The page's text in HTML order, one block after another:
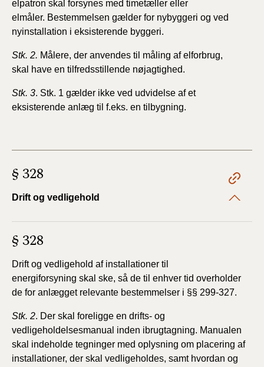
elpatron skal forsynes med timetæller eller
elmåler. Bestemmelsen gælder for nybyggeri og ved
nyinstallation i eksisterende byggeri.
Stk. 2. Målere, der anvendes til måling af elforbrug,
skal
have en tilfredsstillende nøjagtighed.
Stk. 3. Stk. 1 gælder ikke ved udvidelse af et
eksisterende anlæg til f.eks. en tilbygning.
§ 328
Drift og vedligehold
§ 328
Drift og vedligehold af installationer til
energiforsyning skal ske, så de til enhver tid overholder
de for anlægget relevante bestemmelser i §§ 299-327.
Stk. 2. Der skal foreligge en drifts- og
vedligeholdelsesmanual inden ibrugtagning. Manualen
skal indeholde tegninger med oplysning om placering af
installationer, der skal vedligeholdes, samt hvordan og